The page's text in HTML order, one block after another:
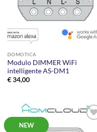
DOMOTICA
Modulo DIMMER WiFi
intelligente AS-DM1
€34,00
NEW
AGGIUNGI